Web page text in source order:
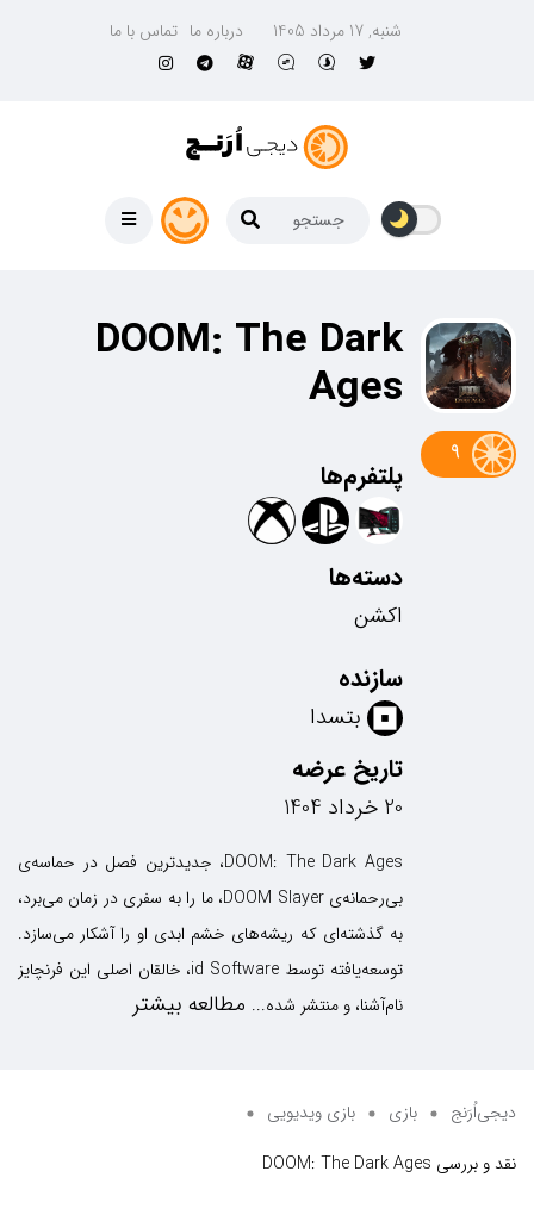
شنبه, 17 مرداد 1405 درباره ما تماس با ما
9
DOOM: The Dark
Ages
پلتفرم‌ها
دسته‌ها
اکشن
سازنده
بتسدا
تاریخ عرضه
20 خرداد 1404
DOOM: The Dark Ages، جدیدترین فصل در حماسه‌ی
بی‌رحمانه‌ی DOOM Slayer، ما را به سفری در زمان می‌برد،
به گذشته‌ای که ریشه‌های خشم ابدی او را آشکار می‌سازد.
توسعه‌یافته توسط id Software، خالقان اصلی این فرنچایز
نام‌آشنا، و منتشر شده... مطالعه بیشتر
دیجی‌اُرَنج بازی
بازی ویدیویی
نقد و بررسی DOOM: The Dark Ages